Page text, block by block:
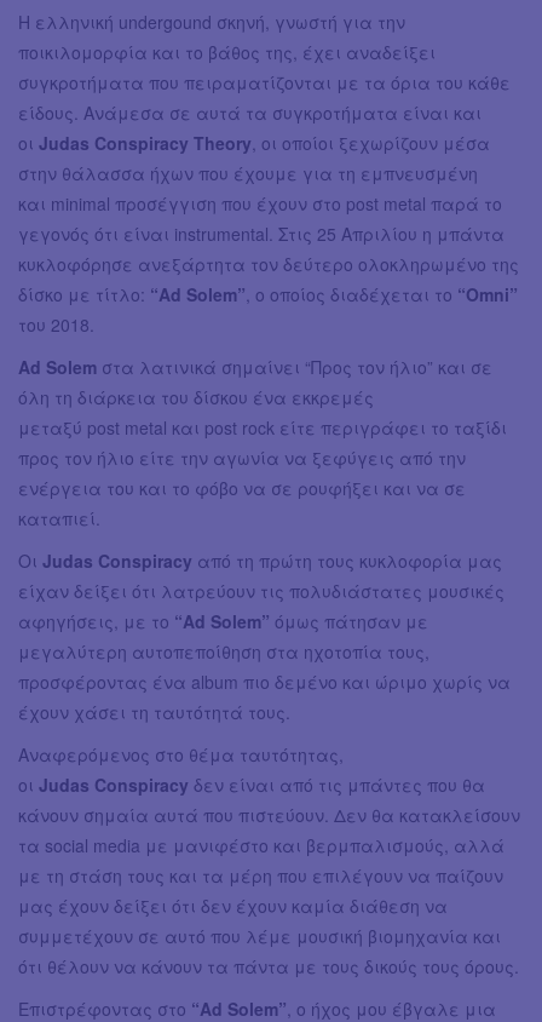
Η ελληνική undergound σκηνή, γνωστή για την
ποικιλομορφία και το βάθος της, έχει αναδείξει
συγκροτήματα που πειραματίζονται με τα όρια του κάθε
είδους. Ανάμεσα σε αυτά τα συγκροτήματα είναι και
οι Judas Conspiracy Theory , οι οποίοι ξεχωρίζουν μέσα
στην θάλασσα ήχων που έχουμε για τη εμπνευσμένη
και minimal προσέγγιση που έχουν στο post metal παρά το
γεγονός ότι είναι instrumental. Στις 25 Απριλίου η μπάντα
κυκλοφόρησε ανεξάρτητα τον δεύτερο ολοκληρωμένο της
δίσκο με τίτλο: “Ad Solem” , ο οποίος διαδέχεται το “Omni”
του 2018.
Ad Solem στα λατινικά σημαίνει “Προς τον ήλιο” και σε
όλη τη διάρκεια του δίσκου ένα εκκρεμές
μεταξύ post metal και post rock είτε περιγράφει το ταξίδι
προς τον ήλιο είτε την αγωνία να ξεφύγεις από την
ενέργεια του και το φόβο να σε ρουφήξει και να σε
καταπιεί.
Οι Judas Conspiracy από τη πρώτη τους κυκλοφορία μας
είχαν δείξει ότι λατρεύουν τις πολυδιάστατες μουσικές
αφηγήσεις, με το “Ad Solem” όμως πάτησαν με
μεγαλύτερη αυτοπεποίθηση στα ηχοτοπία τους,
προσφέροντας ένα album πιο δεμένο και ώριμο χωρίς να
έχουν χάσει τη ταυτότητά τους.
Αναφερόμενος στο θέμα ταυτότητας,
οι Judas Conspiracy δεν είναι από τις μπάντες που θα
κάνουν σημαία αυτά που πιστεύουν. Δεν θα κατακλείσουν
τα social media με μανιφέστο και βερμπαλισμούς, αλλά
με τη στάση τους και τα μέρη που επιλέγουν να παίζουν
μας έχουν δείξει ότι δεν έχουν καμία διάθεση να
συμμετέχουν σε αυτό που λέμε μουσική βιομηχανία και
ότι θέλουν να κάνουν τα πάντα με τους δικούς τους όρους.
Επιστρέφοντας στο “Ad Solem” , o ήχος μου έβγαλε μια